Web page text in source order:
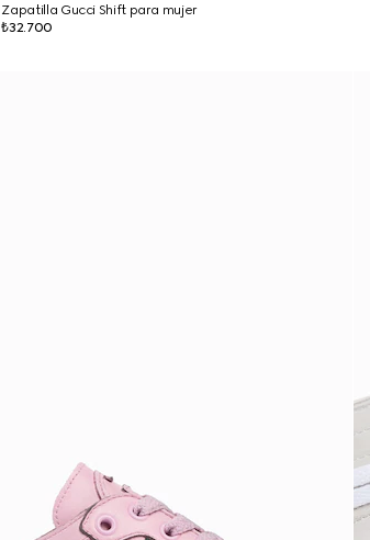
Zapatilla Gucci Shift para mujer
₺32.700